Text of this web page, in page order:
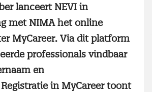
lanceert NEVI in
met NIMA het online
MyCareer. Via dit platform
professionals vindbaar
en
in MyCareer toont